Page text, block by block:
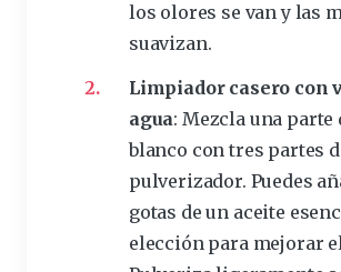
los olores se van y las
suavizan.
Limpiador casero con
agua: Mezcla una parte
blanco con tres partes
pulverizador. Puedes
gotas de un aceite
elección para mejorar